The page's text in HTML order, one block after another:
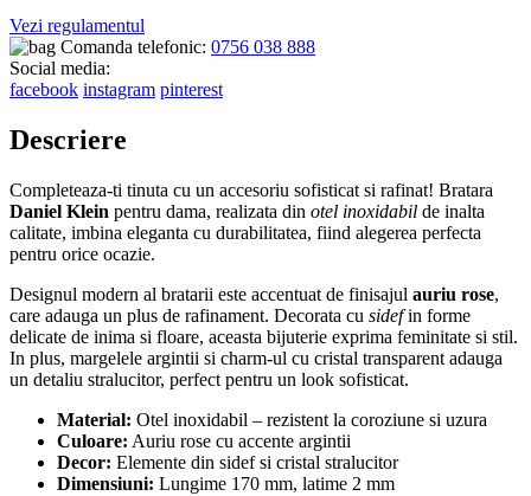
Vezi regulamentul
Comanda telefonic: 0756 038 888
Social media:
facebook instagram pinterest
Descriere
Completeaza-ti tinuta cu un accesoriu sofisticat si rafinat! Bratara
Daniel Klein pentru dama, realizata din otel inoxidabil de inalta
calitate, imbina eleganta cu durabilitatea, fiind alegerea perfecta
pentru orice ocazie.
Designul modern al bratarii este accentuat de finisajul auriu rose,
care adauga un plus de rafinament. Decorata cu sidefin forme
delicate de inima si floare, aceasta bijuterie exprima feminitate si stil.
In plus, margelele argintii si charm-ul cu cristal transparent adauga
un detaliu stralucitor, perfect pentru un look sofisticat.
Material: Otel inoxidabil – rezistent la coroziune si uzura
Culoare: Auriu rose cu accente argintii
Decor: Elemente din sidef si cristal stralucitor
Dimensiuni: Lungime 170 mm, latime 2 mm